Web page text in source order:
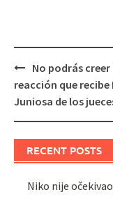
Post
navigation
No podrás creer
reacción que
Juniosa de los
RECENT POSTS
Niko nije